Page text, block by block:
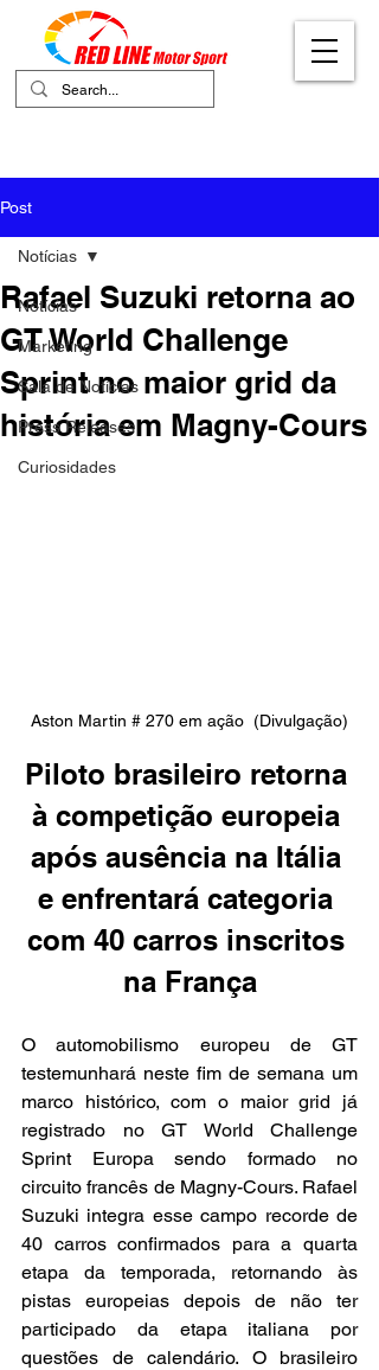
Post
Notícias
Marketing
Sala de Notícias
Press Releases
Curiosidades
Notícias
Rafael Suzuki retorna ao
GT World Challenge
Sprint no maior grid da
história em Magny-Cours
Aston Martin # 270 em ação  (Divulgação)
Piloto brasileiro retorna
à competição europeia
após ausência na Itália
e enfrentará categoria
com 40 carros inscritos
na França
O automobilismo europeu de GT
testemunhará neste fim de semana um
marco histórico, com o maior grid já
registrado no GT World Challenge
Sprint Europa sendo formado no
circuito francês de Magny-Cours. Rafael
Suzuki integra esse campo recorde de
40 carros confirmados para a quarta
etapa da temporada, retornando às
pistas europeias depois de não ter
participado da etapa italiana por
questões de calendário. O brasileiro